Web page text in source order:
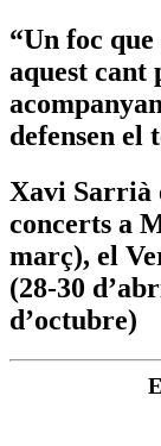
“Un foc
aquest
defensen
Xavi Sarrià
concerts a
març), el
(28-30
d’octubre)